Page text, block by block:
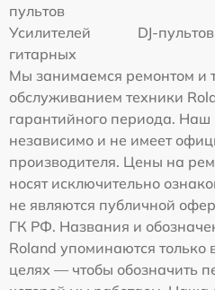
пультов
Усилителей
гитарных
DJ-пультов
Мы занимаемся ремонтом и
обслуживанием техники
гарантийного периода. Наш
независимо и не имеет
производителя. Цены на
носят исключительно
не являются публичной
ГК РФ. Названия и
Roland упоминаются
целях — чтобы обозначить